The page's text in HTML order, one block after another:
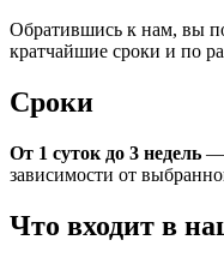
Обратившись к нам, вы
кратчайшие сроки и по
Сроки
От 1 суток до 3 недель —
зависимости от
Что входит в